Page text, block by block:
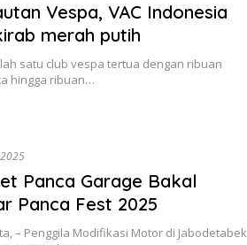
Vespa, VAC Indonesia
merah putih
satu club vespa tertua dengan ribuan
hingga ribuan…
Panca Garage Bakal
Panca Fest 2025
– Penggila Modifikasi Motor di Jabodetabek